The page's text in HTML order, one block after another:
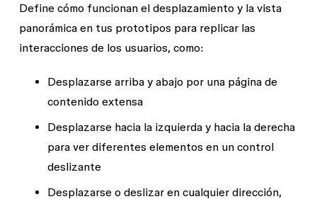
Define cómo funcionan el desplazamiento y la vista
panorámica en tus prototipos para replicar las
interacciones de los usuarios, como:
Desplazarse arriba y abajo por una página de
contenido extensa
Desplazarse hacia la izquierda y hacia la derecha
para ver diferentes elementos en un control
deslizante
Desplazarse o deslizar en cualquier dirección,